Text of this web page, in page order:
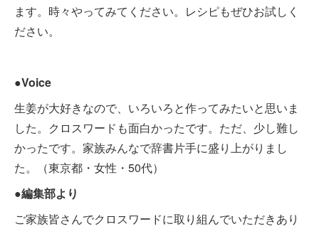
ます。時々やってみてください。レシピもぜひお試しく
ださい。
●Voice
生姜が大好きなので、いろいろと作ってみたいと思いま
した。クロスワードも面白かったです。ただ、少し難し
かったです。家族みんなで辞書片手に盛り上がりまし
た。（東京都・女性・50代）
●編集部より
ご家族皆さんでクロスワードに取り組んでいただきあり